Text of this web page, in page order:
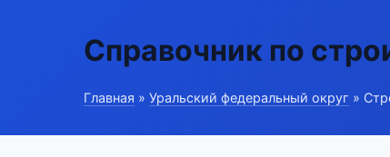
Справочник по
Главная » Уральский федеральный округ »